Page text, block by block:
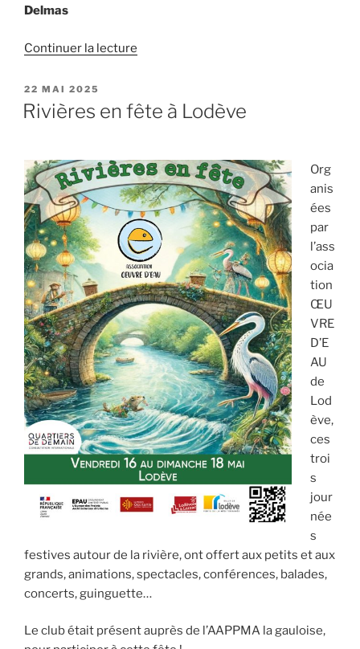
Delmas
Continuer la lecture
sport
Le-
Lez »
PUBLIÉ
LE
22 MAI 2025
Rivières en fête à Lodève
Org
anis
ées
par
l’ass
ocia
tion
ŒU
VRE
D’E
AU
de
Lod
ève,
ces
troi
s
jour
née
s
festives autour de la rivière, ont offert aux petits et aux
grands, animations, spectacles, conférences, balades,
concerts, guinguette…
Le club était présent auprès de l’AAPPMA la gauloise,